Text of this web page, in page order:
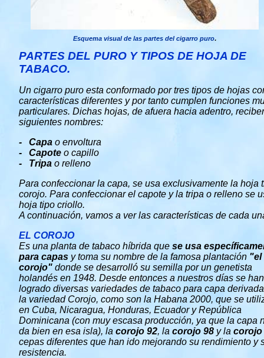
Esquema visual de las partes del cigarro puro.
PARTES DEL PURO Y TIPOS DE HOJA DE
TABACO.
Un cigarro puro esta conformado por tres tipos de hojas
características diferentes y por tanto cumplen funciones
particulares. Dichas hojas, de afuera hacia adentro,
siguientes nombres:
- Capa o envoltura
- Capote o capillo
- Tripa o relleno
Para confeccionar la capa, se usa exclusivamente la hoja
corojo. Para confeccionar el capote y la tripa o relleno se
hoja tipo criollo.
A continuación, vamos a ver las características de cada
EL COROJO
Es una planta de tabaco híbrida que se usa
para capas y toma su nombre de la famosa plantación "el
corojo" donde se desarrolló su semilla por un genetista
holandés en 1948. Desde entonces a nuestros días se han
logrado diversas variedades de tabaco para capa
la variedad Corojo, como son la Habana 2000, que se
en Cuba, Nicaragua, Honduras, Ecuador y República
Dominicana (con muy escasa producción, ya que la capa
da bien en esa isla), la corojo 92, la corojo 98 y la corojo
cepas diferentes que han ido mejorando su rendimiento y
resistencia.